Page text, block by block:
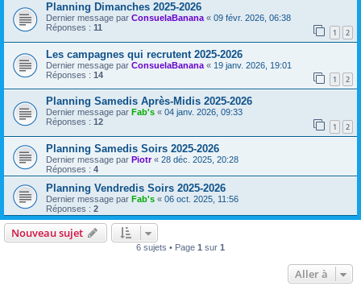
Planning Dimanches 2025-2026
Dernier message par ConsuelaBanana « 09 févr. 2026, 06:38
Réponses : 11 1 2
Les campagnes qui recrutent 2025-2026
Dernier message par ConsuelaBanana « 19 janv. 2026, 19:01
Réponses : 14 1 2
Planning Samedis Après-Midis 2025-2026
Dernier message par Fab's « 04 janv. 2026, 09:33
Réponses : 12 1 2
Planning Samedis Soirs 2025-2026
Dernier message par Piotr« 28 déc. 2025, 20:28
Réponses : 4
Planning Vendredis Soirs 2025-2026
Dernier message par Fab's « 06 oct. 2025, 11:56
Réponses : 2
Nouveau sujet
6 sujets • Page 1 sur 1
Aller à